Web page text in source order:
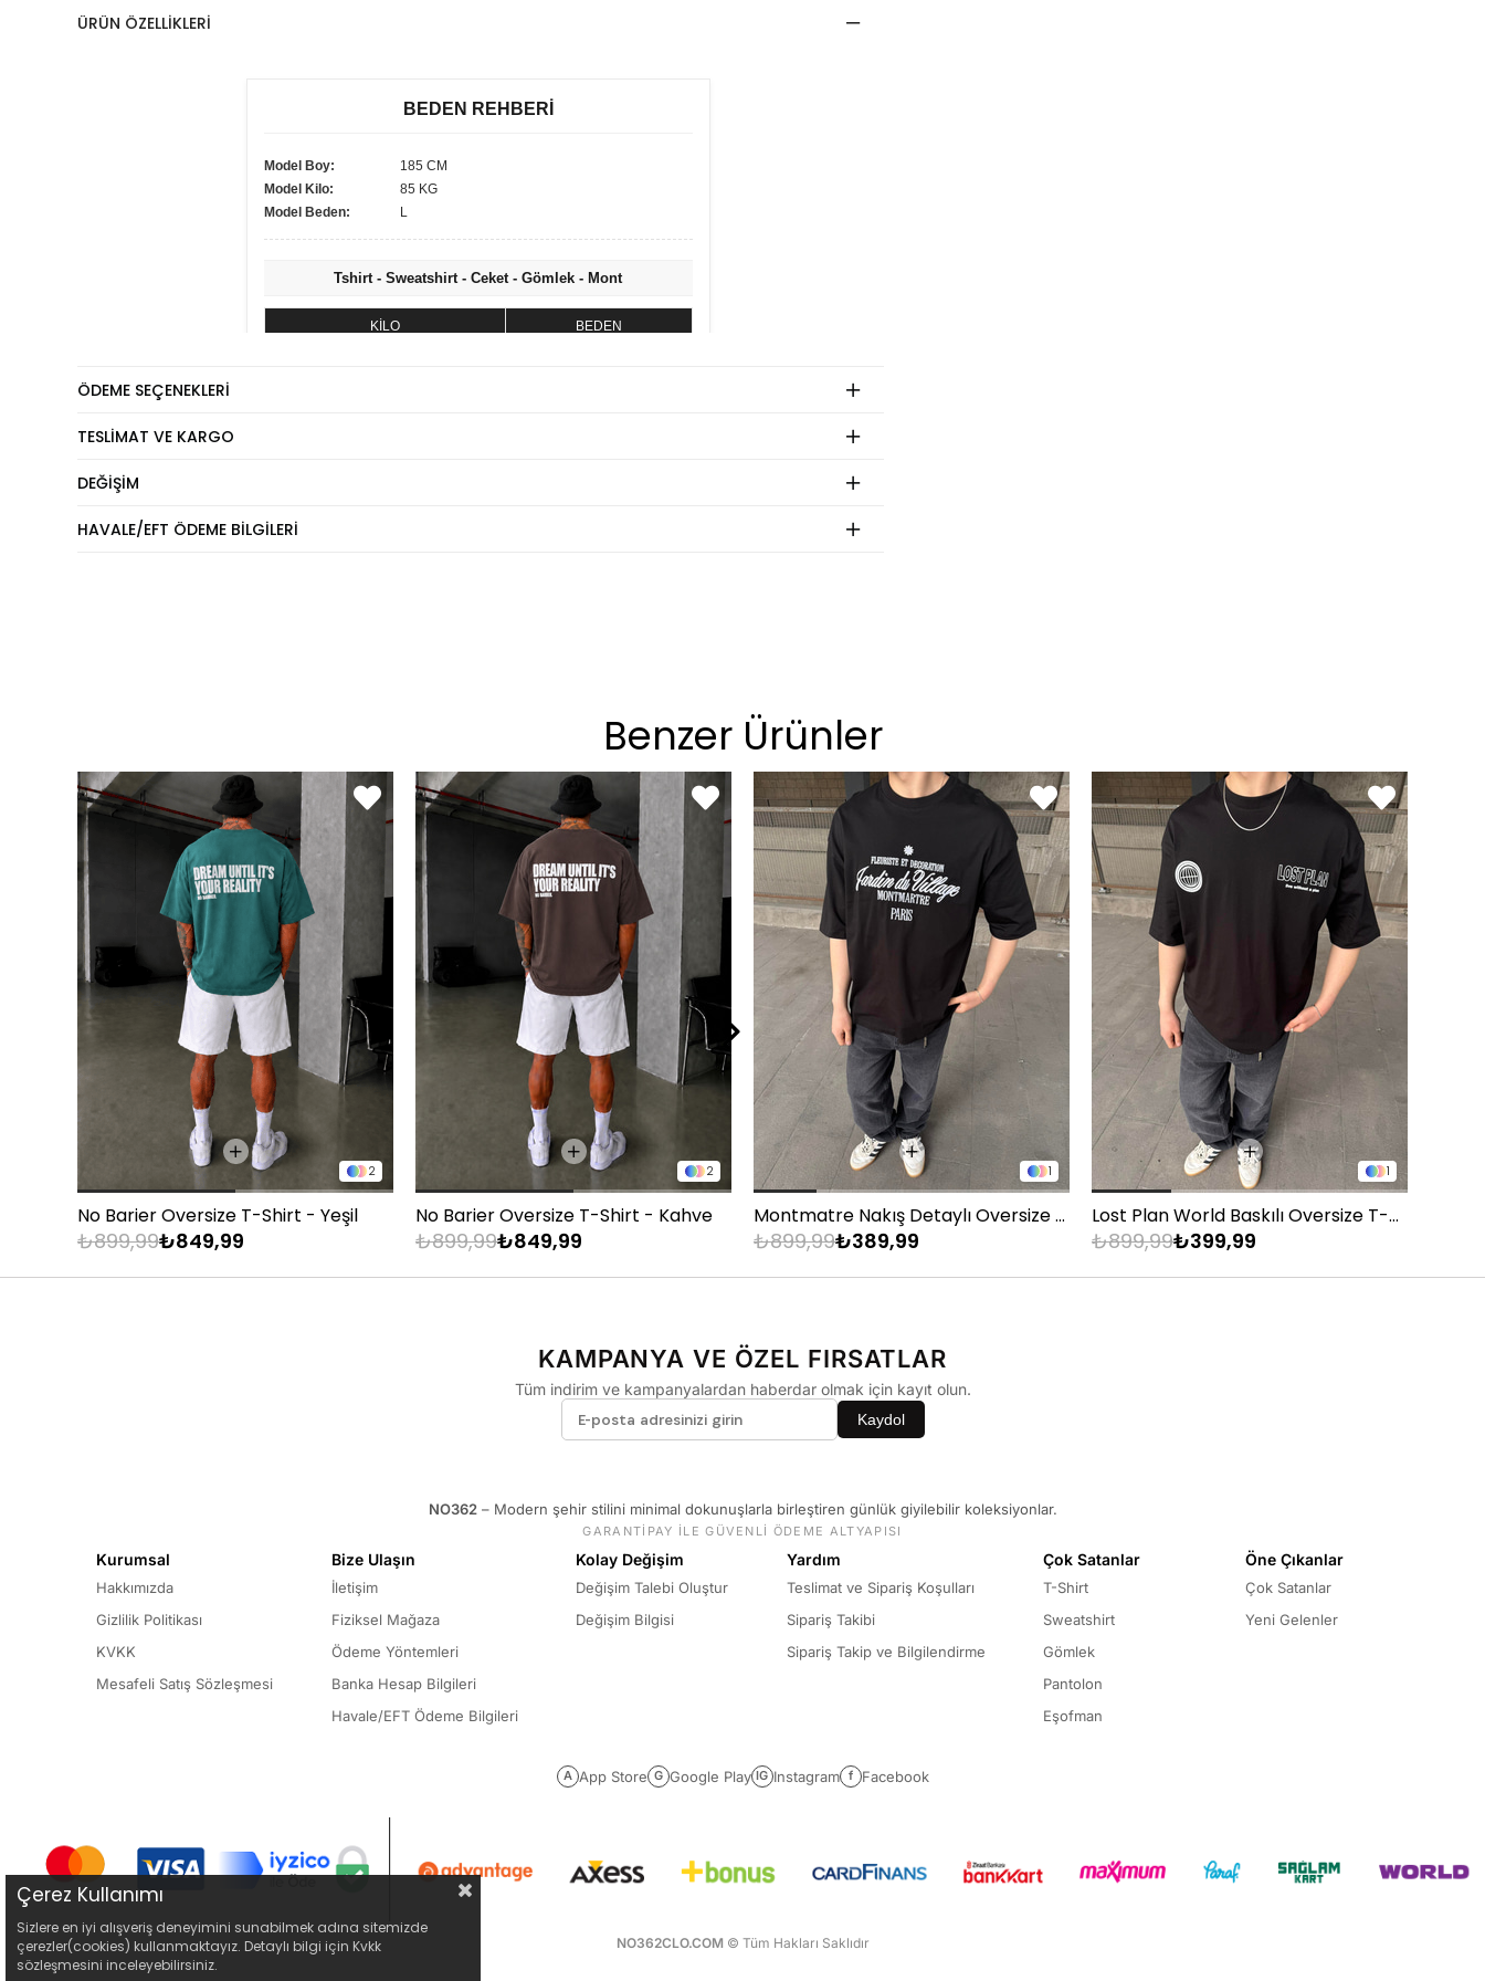
ÜRÜN ÖZELLIKLERI
BEDEN REHBERİ
Model Boy:
185 CM
Model Kilo:
85 KG
Model Beden:
L
Tshirt - Sweatshirt - Ceket - Gömlek - Mont
KİLO BEDEN
Pantolon
BEDEN
30
33
89 - 93 kg
94 - 110 kg 36
ÖDEME SEÇENEKLERI
TESLIMAT VE KARGO
DEĞIŞIM
HAVALE/EFT ÖDEME BILGILERI
Benzer Ürünler
2
No Barier Oversize T-Shirt - Yeşil
₺849,99
₺899,99
2
No Barier Oversize T-Shirt - Kahve
₺849,99
₺899,99
1
Montmatre Nakış Detaylı Oversize T-Shirt - Siyah
₺389,99
₺899,99
1
Lost Plan World Baskılı Oversize T-Shirt - Siyah
₺399,99
₺899,99
KAMPANYA VE ÖZEL FIRSATLAR
Tüm indirim ve kampanyalardan haberdar olmak için kayıt olun.
Kaydol
NO362 – Modern şehir stilini minimal dokunuşlarla birleştiren günlük giyilebilir koleksiyonlar.
GARANTİPAY İLE GÜVENLİ ÖDEME ALTYAPISI
Kurumsal
Hakkımızda
Gizlilik Politikası
KVKK
Mesafeli Satış Sözleşmesi
Bize Ulaşın
İletişim
Fiziksel Mağaza
Ödeme Yöntemleri
Banka Hesap Bilgileri
Havale/EFT Ödeme Bilgileri
Kolay Değişim
Değişim Talebi Oluştur
Değişim Bilgisi
Yardım
Teslimat ve Sipariş Koşulları
Sipariş Takibi
Sipariş Takip ve Bilgilendirme
Çok Satanlar
T-Shirt
Sweatshirt
Gömlek
Pantolon
Eşofman
Öne Çıkanlar
Çok Satanlar
Yeni Gelenler
A App Store G Google Play IG Instagram f Facebook
NO362CLO.COM © Tüm Hakları Saklıdır
Çerez Kullanımı
Sizlere en iyi alışveriş deneyimini sunabilmek adına sitemizde
çerezler(cookies) kullanmaktayız. Detaylı bilgi için Kvkk
sözleşmesini inceleyebilirsiniz.